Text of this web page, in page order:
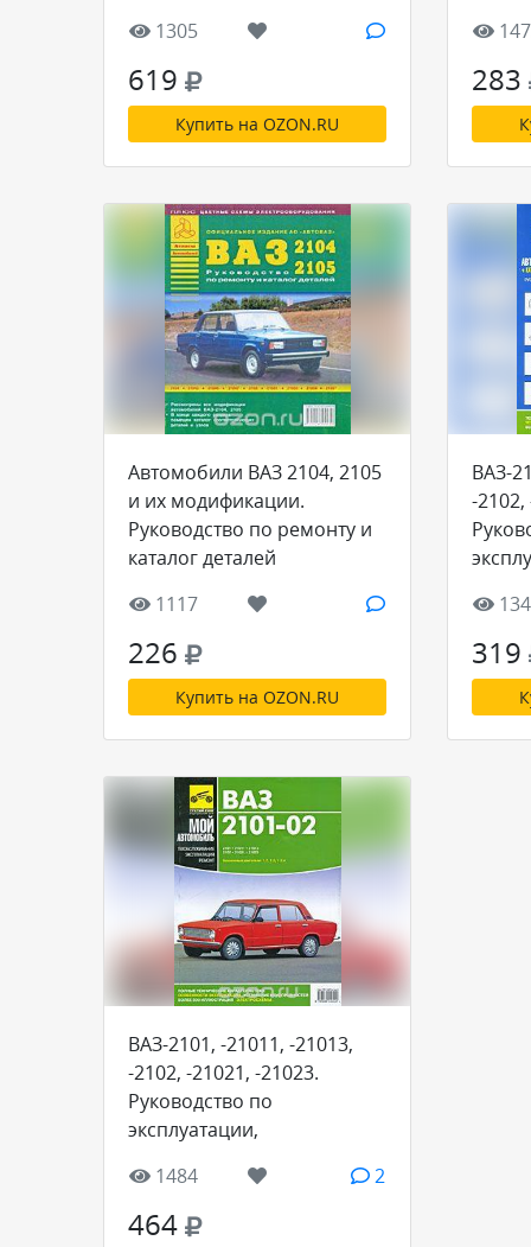
1305
619
Купить на OZON.RU
283
Автомобили ВАЗ 2104, 2105
и их модификации.
Руководство по ремонту и
каталог деталей
1117
226
Купить на OZON.RU
ВАЗ-
-2102,
319
ВАЗ-2101, -21011, -21013,
-2102, -21021, -21023.
Руководство по
эксплуатации,
обслуживанию
1484 2
464